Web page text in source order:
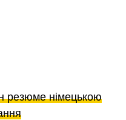
резюме німецькою